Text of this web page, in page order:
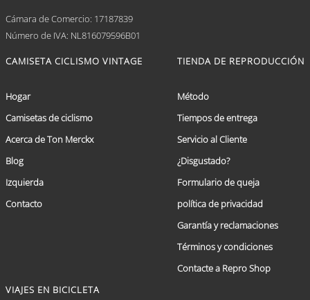
Cámara de Comercio: 17187839
Número de IVA: NL816079596B01
CAMISETA CICLISMO VINTAGE
Hogar
Camisetas de ciclismo
Acerca de Ton Merckx
Blog
Izquierda
Contacto
TIENDA DE REPRODUCCIÓN
Método
Tiempos de entrega
Servicio al Cliente
¿Disgustado?
Formulario de queja
política de privacidad
Garantía y reclamaciones
Términos y condiciones
Contacte a Repro Shop
VIAJES EN BICICLETA